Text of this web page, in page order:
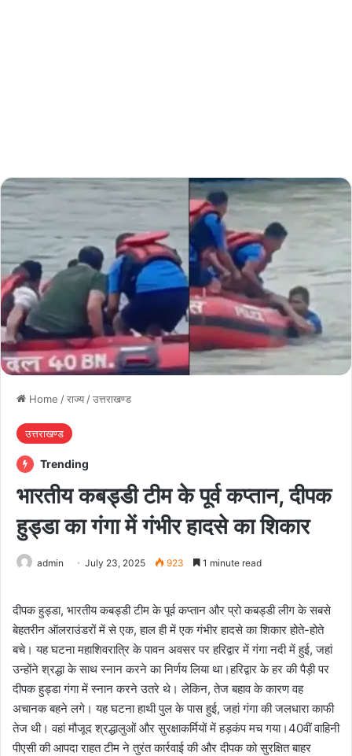
Home /राज्य /उत्तराखण्ड
उत्तराखण्ड
Trending
भारतीय कबड्डी टीम के पूर्व कप्तान, दीपक
हुड्डा का गंगा में गंभीर हादसे का शिकार
admin July 23, 2025 923 1 minute read
दीपक हुड्डा, भारतीय कबड्डी टीम के पूर्व कप्तान और प्रो कबड्डी लीग के सबसे
बेहतरीन ऑलराउंडरों में से एक, हाल ही में एक गंभीर हादसे का शिकार होते-होते
बचे। यह घटना महाशिवरात्रि के पावन अवसर पर हरिद्वार में गंगा नदी में हुई, जहां
उन्होंने श्रद्धा के साथ स्नान करने का निर्णय लिया था।हरिद्वार के हर की पैड़ी पर
दीपक हुड्डा गंगा में स्नान करने उतरे थे। लेकिन, तेज बहाव के कारण वह
अचानक बहने लगे। यह घटना हाथी पुल के पास हुई, जहां गंगा की जलधारा काफी
तेज थी। वहां मौजूद श्रद्धालुओं और सुरक्षाकर्मियों में हड़कंप मच गया।40वीं वाहिनी
पीएसी की आपदा राहत टीम ने तुरंत कार्रवाई की और दीपक को सुरक्षित बाहर